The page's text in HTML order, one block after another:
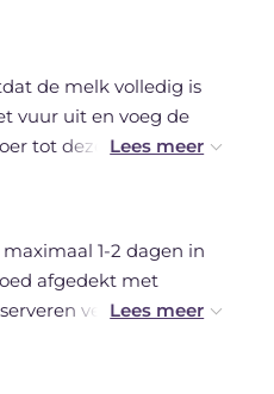
de melk volledig is
vuur uit en voeg de
tot deze gesmolten
1-2 dagen in
afgedekt met
verwarm je het